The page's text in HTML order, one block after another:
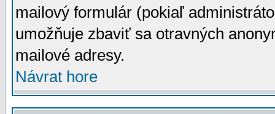
mailový formulár (pokiaľ
umožňuje zbaviť sa otravných
mailové adresy.
Návrat hore